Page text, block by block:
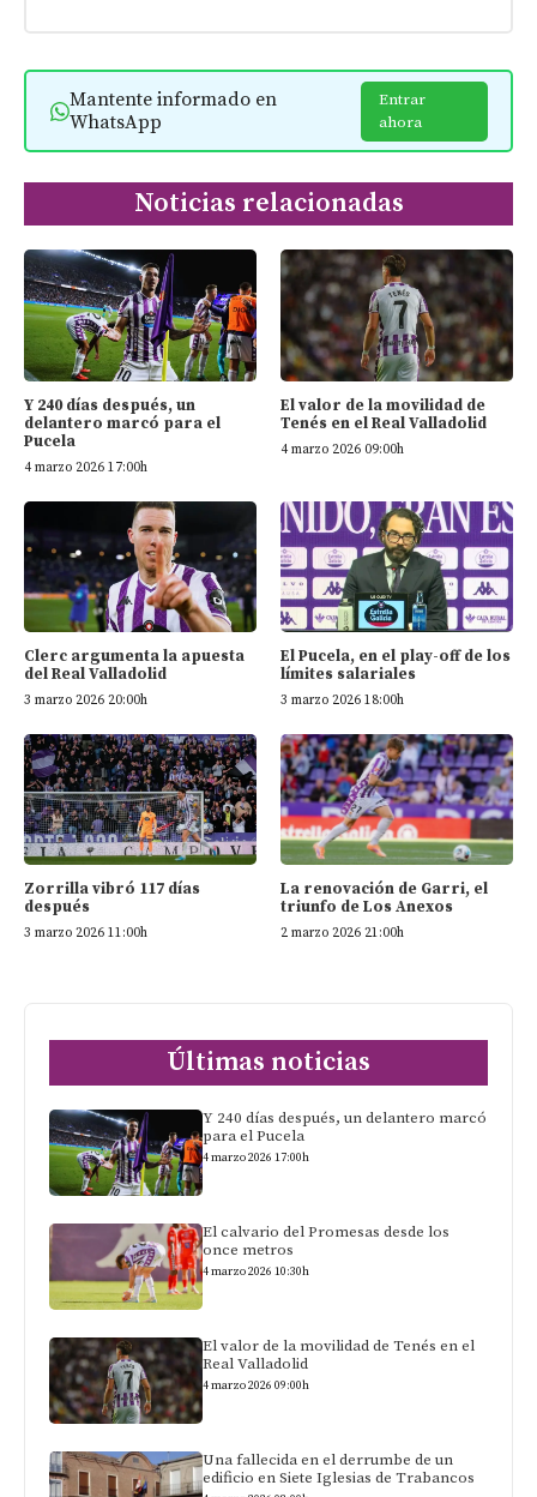
Mantente informado en
WhatsApp
Entrar
ahora
Noticias relacionadas
Y 240 días después, un
delantero marcó para el
Pucela
4 marzo 2026 17:00h
El valor de la movilidad de
Tenés en el Real Valladolid
4 marzo 2026 09:00h
Clerc argumenta la apuesta
del Real Valladolid
3 marzo 2026 20:00h
El Pucela, en el play-off de los
límites salariales
3 marzo 2026 18:00h
Zorrilla vibró 117 días
después
3 marzo 2026 11:00h
La renovación de Garri, el
triunfo de Los Anexos
2 marzo 2026 21:00h
Últimas noticias
Y 240 días después, un delantero marcó
para el Pucela
4 marzo 2026 17:00h
El calvario del Promesas desde los
once metros
4 marzo 2026 10:30h
El valor de la movilidad de Tenés en el
Real Valladolid
4 marzo 2026 09:00h
Una fallecida en el derrumbe de un
edificio en Siete Iglesias de Trabancos